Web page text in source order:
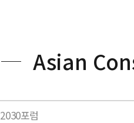
Asian
2030포럼